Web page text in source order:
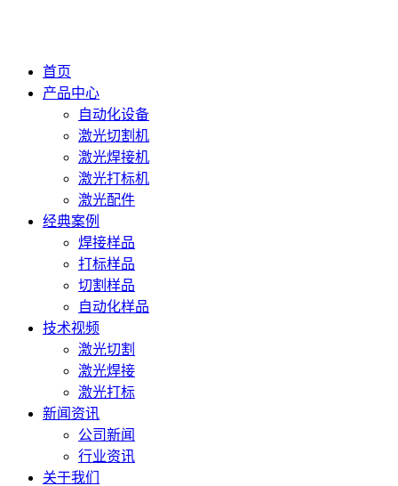
首页
产品中心
自动化设备
激光切割机
激光焊接机
激光打标机
激光配件
经典案例
焊接样品
打标样品
切割样品
自动化样品
技术视频
激光切割
激光焊接
激光打标
新闻资讯
公司新闻
行业资讯
关于我们